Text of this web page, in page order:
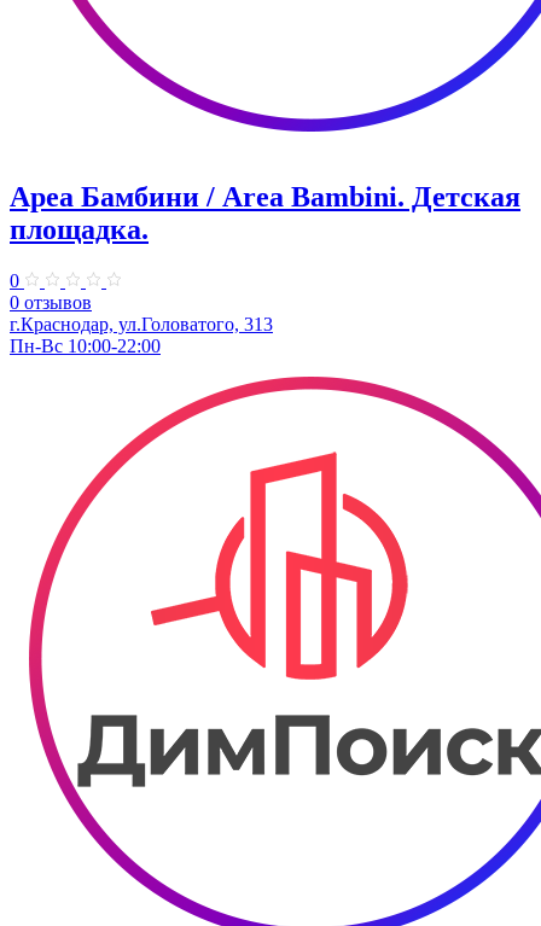
Ареа Бамбини / Area Bambini. ​Детская
площадка.
0
0 отзывов
г.Краснодар, ул.Головатого, 313
Пн-Вс 10:00-22:00